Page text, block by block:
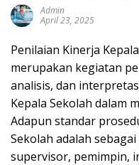
Admin
April 23, 2025
Penilaian Kinerja
merupakan kegiatan
analisis, dan
Kepala Sekolah dalam
Adapun standar
Sekolah adalah
supervisor, pemimpin,